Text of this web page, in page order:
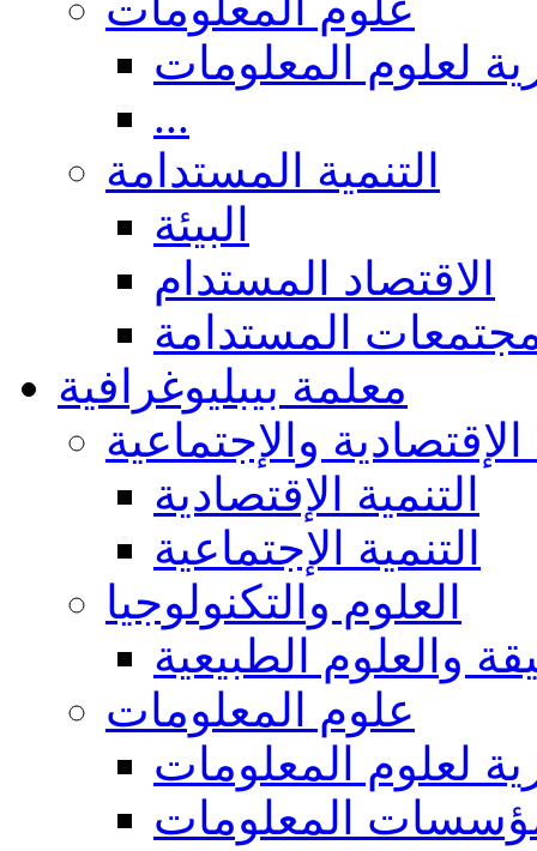
لعلوم المعلومات
...
التنمية المستدامة
البيئة
الاقتصاد المستدام
المستدامة
معلمة بيبليوغرافية
الإقتصادية والإجتماعية
التنمية الإقتصادية
التنمية الإجتماعية
العلوم والتكنولوجيا
والعلوم الطبيعية
علوم المعلومات
لعلوم المعلومات
المعلومات